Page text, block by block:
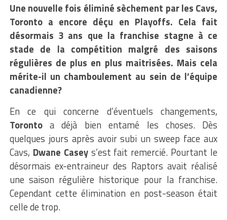
Une nouvelle fois éliminé sèchement par les Cavs,
Toronto a encore déçu en Playoffs. Cela fait
désormais 3 ans que la franchise stagne à ce
stade de la compétition malgré des saisons
régulières de plus en plus maitrisées. Mais cela
mérite-il un chamboulement au sein de l’équipe
canadienne?
En ce qui concerne d’éventuels changements,
Torontoa déjà bien entamé les choses. Dès
quelques jours après avoir subi un sweep face aux
Cavs, Dwane Caseys’est fait remercié. Pourtant le
désormais ex-entraineur des Raptors avait réalisé
une saison régulière historique pour la franchise.
Cependant cette élimination en post-season était
celle de trop.